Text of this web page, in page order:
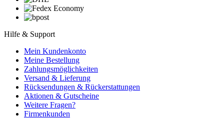
Hilfe & Support
Mein Kundenkonto
Meine Bestellung
Zahlungsmöglichkeiten
Versand & Lieferung
Rücksendungen & Rückerstattungen
Aktionen & Gutscheine
Weitere Fragen?
Firmenkunden